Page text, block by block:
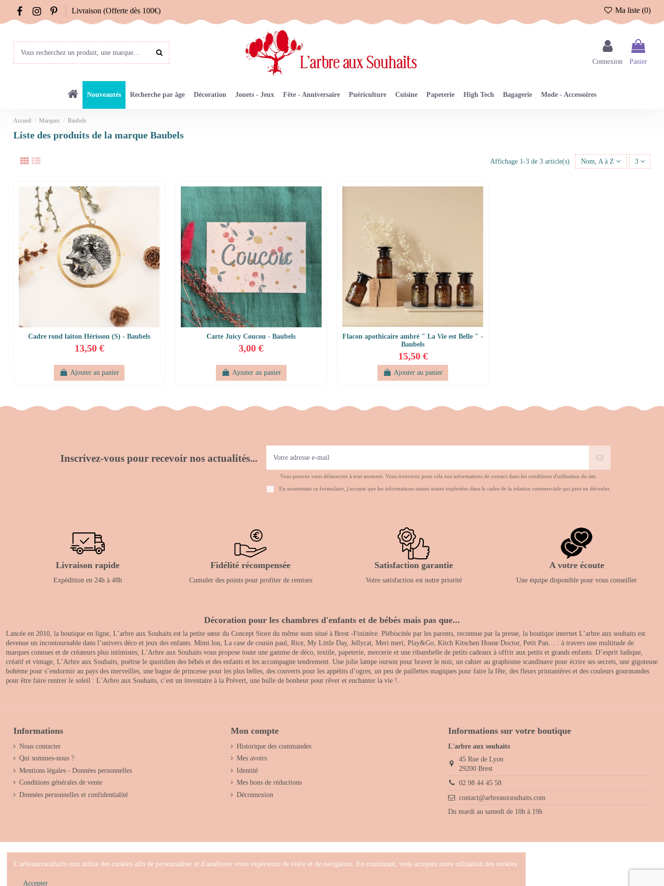
Livraison (Offerte dès 100€) Ma liste (0)
Connexion Panier
Nouveautés Recherche par âge Décoration Jouets - Jeux Fête - Anniversaire Puériculture Cuisine Papeterie High Tech Bagagerie Mode - Accessoires
Accueil Marques Baubels
Liste des produits de la marque Baubels
Affichage 1-3 de 3 article(s) Nom, A à Z 3
Cadre rond laiton Hérisson (S) - Baubels
13,50 €
Ajouter au panier
Carte Juicy Coucou - Baubels
3,00 €
Ajouter au panier
Flacon apothicaire ambré " La Vie est Belle " -
Baubels
15,50 €
Ajouter au panier
Inscrivez-vous pour recevoir nos actualités...
Vous pouvez vous désinscrire à tout moment. Vous trouverez pour cela nos informations de contact dans les conditions d'utilisation du site.
En soumettant ce formulaire, j'accepte que les informations saisies soient exploitées dans le cadre de la relation commerciale qui peut en découler.
Livraison rapide
Expédition en 24h à 48h
Fidélité récompensée
Cumuler des points pour profiter de remises
Satisfaction garantie
Votre satisfaction est notre priorité
A votre écoute
Une équipe disponible pour vous conseiller
Décoration pour les chambres d'enfants et de bébés mais pas que...
Lancée en 2010, la boutique en ligne, L’arbre aux Souhaits est la petite sœur du Concept Store du même nom situé à Brest -Finistère. Plébiscitée par les parents, reconnue par la presse, la boutique internet L’arbre aux souhaits est
devenue un incontournable dans l’univers déco et jeux des enfants. Mimi lou, La case de cousin paul, Rice, My Little Day, Jellycat, Meri meri, Play&Go, Kitch Kitschen House Doctor, Petit Pan… : à travers une multitude de
marques connues et de créateurs plus intimistes, L’Arbre aux Souhaits vous propose toute une gamme de déco, textile, papeterie, mercerie et une ribambelle de petits cadeaux à offrir aux petits et grands enfants. D’esprit ludique,
créatif et vintage, L’Arbre aux Souhaits, poétise le quotidien des bébés et des enfants et les accompagne tendrement. Une jolie lampe ourson pour braver le noir, un cahier au graphisme scandinave pour écrire ses secrets, une gigoteuse
bohème pour s’endormir au pays des merveilles, une bague de princesse pour les plus belles, des couverts pour les appétits d’ogres, un peu de paillettes magiques pour faire la fête, des fleurs printanières et des couleurs gourmandes
pour être faire rentrer le soleil : L’Arbre aux Souhaits, c’est un inventaire à la Prévert, une bulle de bonheur pour rêver et enchanter la vie !.
Informations
Nous contacter
Qui sommes-nous ?
Mentions légales - Données personnelles
Conditions générales de vente
Données personnelles et confidentialité
Mon compte
Historique des commandes
Mes avoirs
Identité
Mes bons de réductions
Déconnexion
Informations sur votre boutique
L'arbre aux souhaits
45 Rue de Lyon
29200 Brest
02 98 44 45 58
contact@arbreauxsouhaits.com
Du mardi au samedi de 10h à 19h
L'arbreauxsouhaits.com utilise des cookies afin de personnaliser et d'améliorer votre expérience de visite et de navigation. En continuant, vous acceptez notre utilisation des cookies.
Accepter